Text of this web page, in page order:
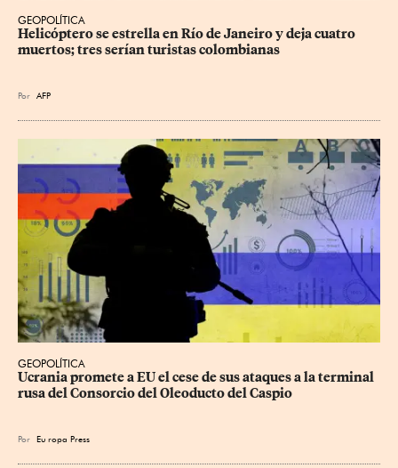
GEOPOLÍTICA
Helicóptero se estrella en Río de Janeiro y deja cuatro
muertos; tres serían turistas colombianas
Por AFP
GEOPOLÍTICA
Ucrania promete a EU el cese de sus ataques a la terminal
rusa del Consorcio del Oleoducto del Caspio
Por Eu ropa Press